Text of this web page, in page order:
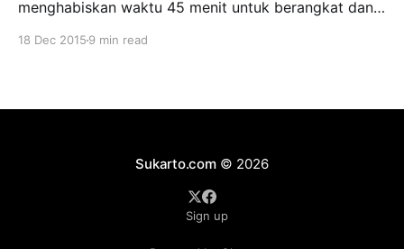
menghabiskan waktu 45 menit untuk berangkat dan
18 Dec 2015 9 min read
Sukarto.com© 2026
Sign up